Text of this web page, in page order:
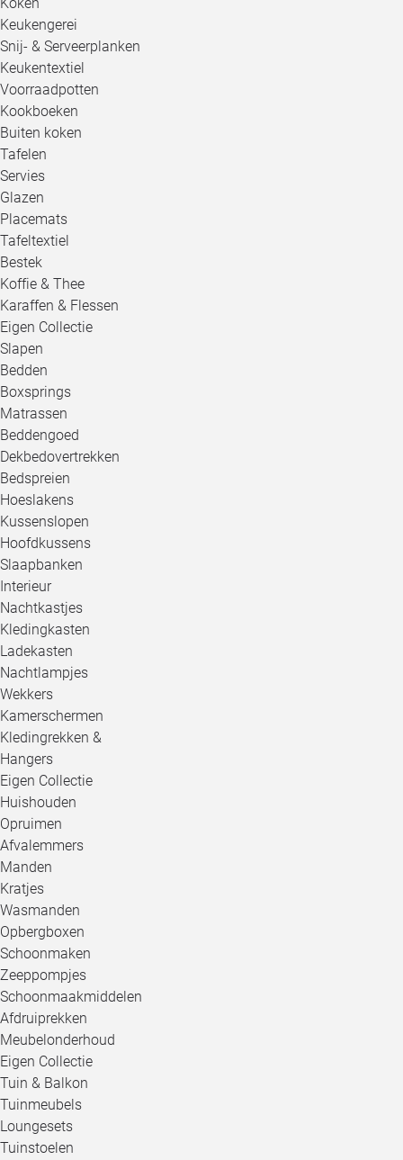
Keukengerei
Snij- & Serveerplanken
Keukentextiel
Voorraadpotten
Kookboeken
Buiten koken
Tafelen
Servies
Glazen
Placemats
Tafeltextiel
Bestek
Koffie & Thee
Karaffen & Flessen
Eigen Collectie
Slapen
Bedden
Boxsprings
Matrassen
Beddengoed
Dekbedovertrekken
Bedspreien
Hoeslakens
Kussenslopen
Hoofdkussens
Slaapbanken
Interieur
Nachtkastjes
Kledingkasten
Ladekasten
Nachtlampjes
Wekkers
Kamerschermen
Kledingrekken &
Hangers
Eigen Collectie
Huishouden
Opruimen
Afvalemmers
Manden
Kratjes
Wasmanden
Opbergboxen
Schoonmaken
Zeeppompjes
Schoonmaakmiddelen
Afdruiprekken
Meubelonderhoud
Eigen Collectie
Tuin & Balkon
Tuinmeubels
Loungesets
Tuinstoelen